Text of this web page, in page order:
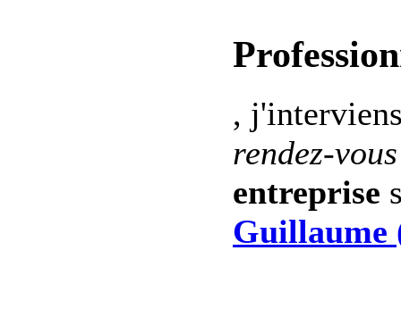
,
rendez-
entreprise
Guillaume